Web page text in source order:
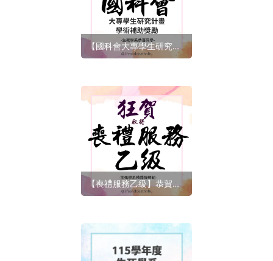
【國科會大專學生研究計畫】恭賀生死學系系友通過115學年度國科會大專學生研究計畫學術補助獎勵
【喪禮服務乙級】恭賀生死學系殯葬組系友取得115年度第一梯次技術士技能檢定喪禮服務職類乙級技術士證(114-2)